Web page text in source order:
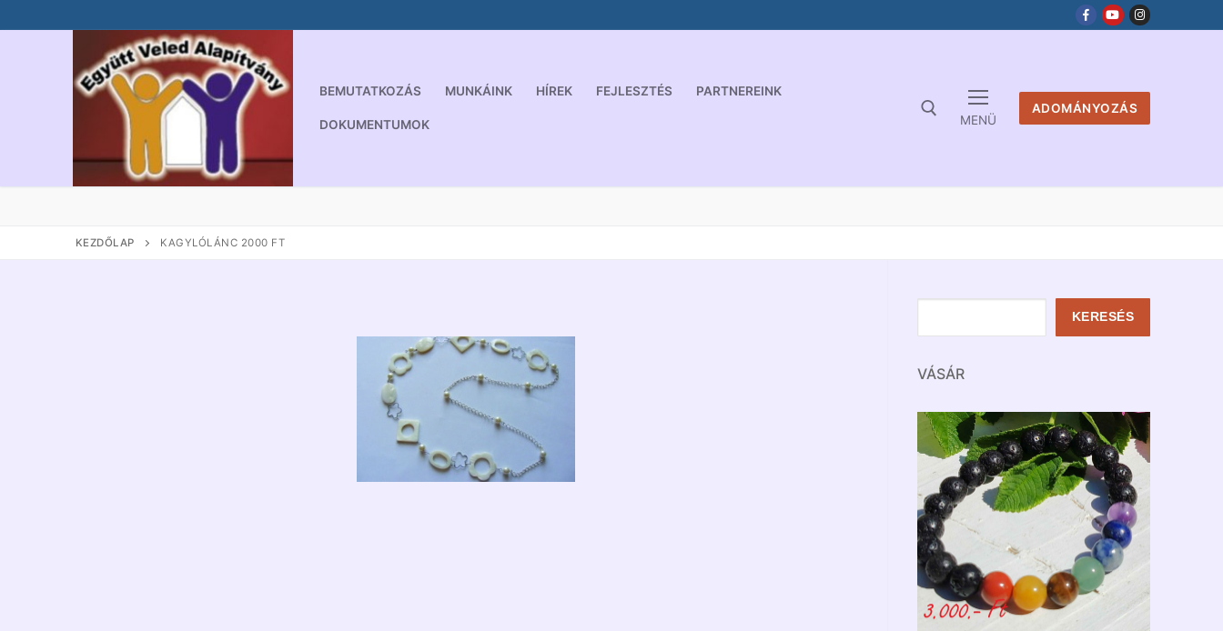
a
BEMUTATKOZÁS MUNKÁINK HÍREK FEJLESZTÉS PARTNEREINK
DOKUMENTUMOK
Keresése:
MENÜ
ADOMÁNYOZÁS
KEZDŐLAP KAGYLÓLÁNC 2000 FT
KERESÉS
VÁSÁR